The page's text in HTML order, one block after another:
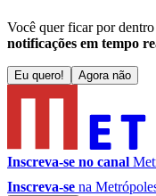
Você quer ficar por
notificações em tempo
Eu quero! Agora não
Inscreva-se no canal
Inscreva-se na